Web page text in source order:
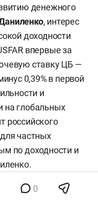
денежного
, интерес
доходности
впервые за
ставку ЦБ —
0,39% в первой
и
на глобальных
российского
частных
по доходности и
0